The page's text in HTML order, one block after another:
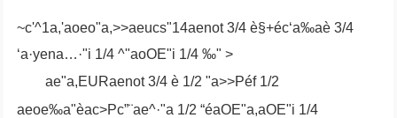
~c'^1a,'aoeo"a,>>aeucs"14aenot 3/4 è§+éc‘a‰aè 3/4
‘a·yena…·"i 1/4 ^"aoOE"i 1/4 ‰" >
ae"a,EURaenot 3/4 è 1/2 "a>>Péf 1/2
aeoe‰a"èac>Pc”¨ae^·"a 1/2 “éaOE"a,aOE"i 1/4